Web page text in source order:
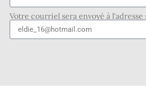
Votre courriel sera envoyé à l'adresse